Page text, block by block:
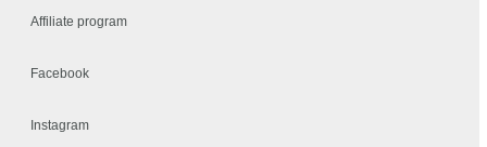
Affiliate program
Facebook
Instagram